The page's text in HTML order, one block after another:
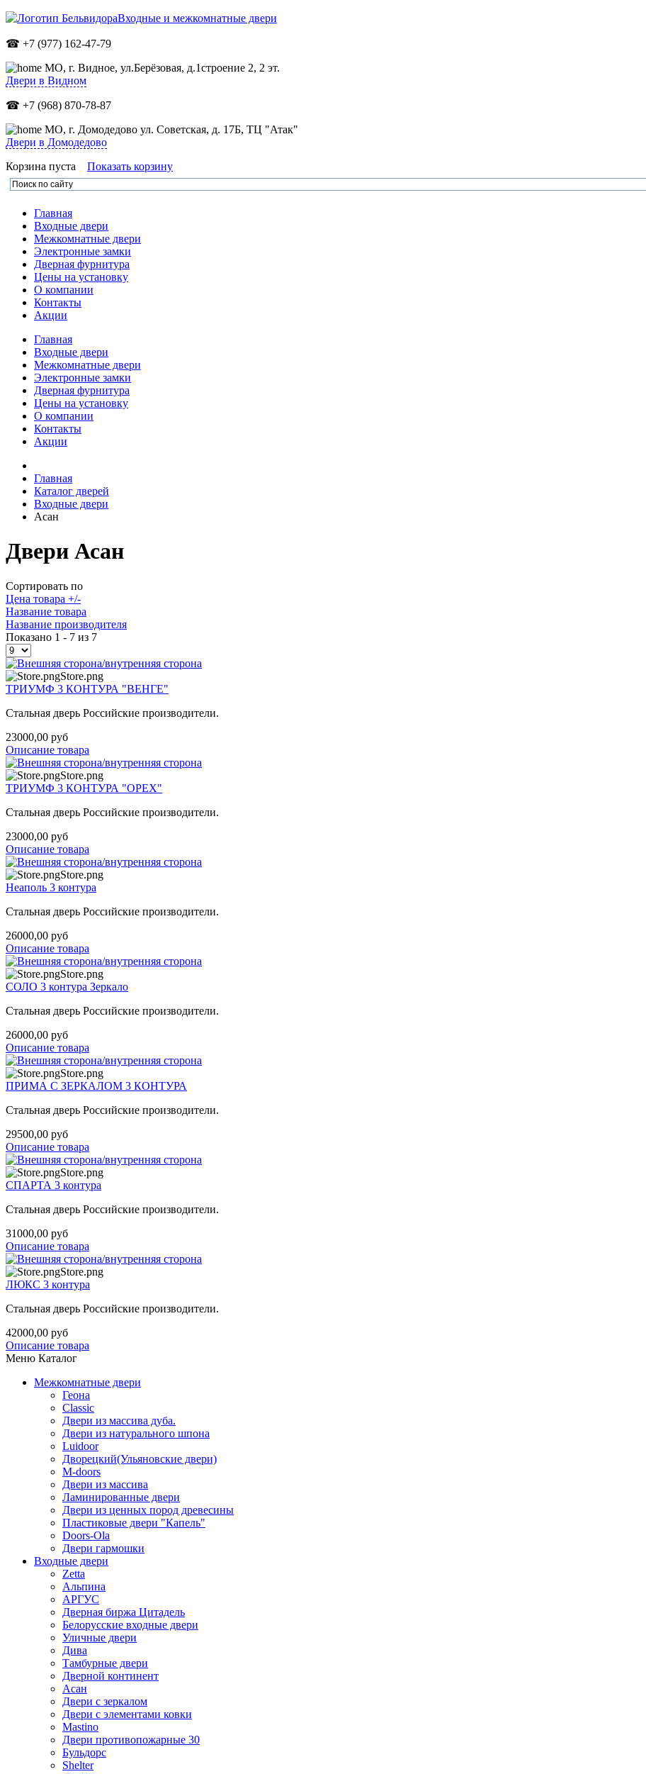
Входные и межкомнатные двери
☎ +7 (977) 162-47-79
МО, г. Видное, ул.Берёзовая, д.1строение 2, 2 эт.
Двери в Видном
☎ +7 (968) 870-78-87
МО, г. Домодедово ул. Советская, д. 17Б, ТЦ "Атак"
Двери в Домодедово
Корзина пуста
Показать корзину
Главная
Входные двери
Межкомнатные двери
Электронные замки
Дверная фурнитура
Цены на установку
О компании
Контакты
Акции
Главная
Входные двери
Межкомнатные двери
Электронные замки
Дверная фурнитура
Цены на установку
О компании
Контакты
Акции
Главная
Каталог дверей
Входные двери
Асан
Двери Асан
Сортировать по
Цена товара +/-
Название товара
Название производителя
Показано 1 - 7 из 7
Store.png
ТРИУМФ 3 КОНТУРА "ВЕНГЕ"
Стальная дверь Российские производители.
23000,00 руб
Описание товара
Store.png
ТРИУМФ 3 КОНТУРА "ОРЕХ"
Стальная дверь Российские производители.
23000,00 руб
Описание товара
Store.png
Неаполь 3 контура
Стальная дверь Российские производители.
26000,00 руб
Описание товара
Store.png
СОЛО 3 контура Зеркало
Стальная дверь Российские производители.
26000,00 руб
Описание товара
Store.png
ПРИМА С ЗЕРКАЛОМ 3 КОНТУРА
Стальная дверь Российские производители.
29500,00 руб
Описание товара
Store.png
СПАРТА 3 контура
Стальная дверь Российские производители.
31000,00 руб
Описание товара
Store.png
ЛЮКС 3 контура
Стальная дверь Российские производители.
42000,00 руб
Описание товара
Меню Каталог
Межкомнатные двери
Геона
Classic
Двери из массива дуба.
Двери из натурального шпона
Luidoor
Дворецкий(Ульяновские двери)
M-doors
Двери из массива
Ламинированные двери
Двери из ценных пород древесины
Пластиковые двери "Капель"
Doors-Ola
Двери гармошки
Входные двери
Zetta
Альпина
АРГУС
Дверная биржа Цитадель
Белорусские входные двери
Уличные двери
Дива
Тамбурные двери
Дверной континент
Асан
Двери с зеркалом
Двери с элементами ковки
Mastino
Двери противопожарные 30
Бульдорс
Shelter